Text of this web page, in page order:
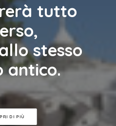
tutto
stesso
antico.
DI PIÙ